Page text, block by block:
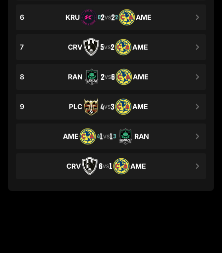
6 KRU 02VS22 AME
7 CRV 5VS2 AME
8 RAN 2VS6 AME
9 PLC 4VS3 AME
AME 41VS13 RAN
CRV 6VS1 AME